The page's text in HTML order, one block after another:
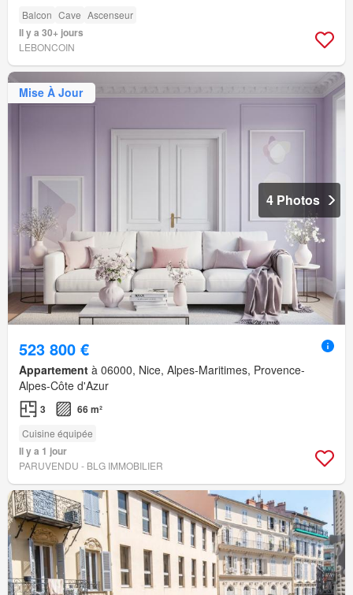
Balcon Cave Ascenseur
Il y a 30+ jours
LEBONCOIN
Mise À Jour
4 Photos
523 800 €
Appartement à 06000, Nice, Alpes-Maritimes, Provence-
Alpes-Côte d'Azur
3 66 m²
Cuisine équipée
Il y a 1 jour
PARUVENDU - BLG IMMOBILIER